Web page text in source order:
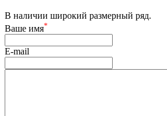
В наличии широкий размерный ряд.
Ваше имя*
E-mail